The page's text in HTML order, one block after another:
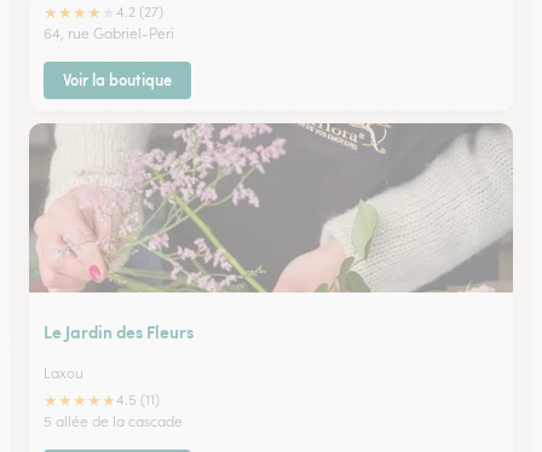
★★★★
4.2 (27)
64, rue Gabriel-Peri
Voir la boutique
Le Jardin des Fleurs
Laxou
★★★★★4.5 (11)
5 allée de la cascade